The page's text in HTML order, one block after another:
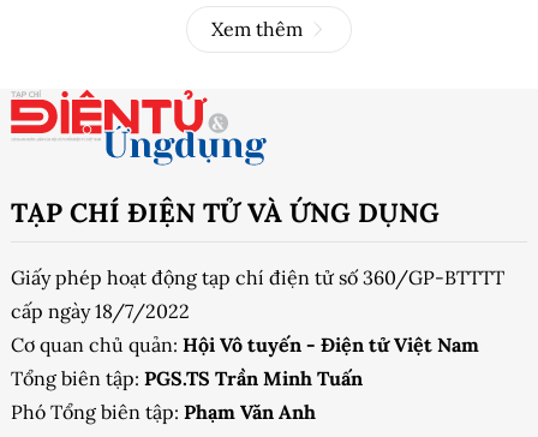
Xem thêm
TẠP CHÍ ĐIỆN TỬ VÀ ỨNG DỤNG
Giấy phép hoạt động tạp chí điện tử số 360/GP-BTTTT
cấp ngày 18/7/2022
Cơ quan chủ quản: Hội Vô tuyến - Điện tử Việt Nam
Tổng biên tập: PGS.TS Trần Minh Tuấn
Phó Tổng biên tập: Phạm Văn Anh